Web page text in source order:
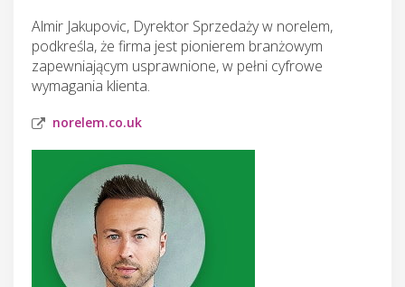
Almir Jakupovic, Dyrektor Sprzedaży w norelem,
podkreśla, że firma jest pionierem branżowym
zapewniającym usprawnione, w pełni cyfrowe
wymagania klienta.
norelem.co.uk